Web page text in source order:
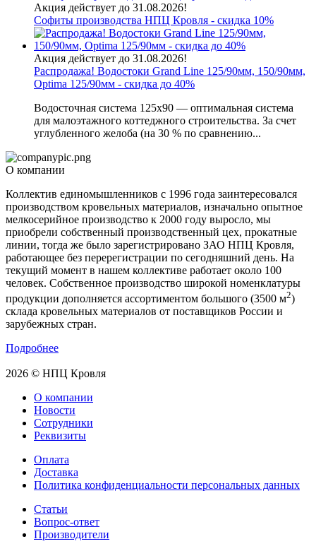
Акция действует до 31.08.2026!
Софиты производства НПЦ Кровля - скидка 10%
Акция действует до 31.08.2026!
Распродажа! Водостоки Grand Line 125/90мм, 150/90мм,
Optima 125/90мм - скидка до 40%
Водосточная система 125х90 — оптимальная система
для малоэтажного коттеджного строительства. За счет
углубленного желоба (на 30 % по сравнению...
О компании
Коллектив единомышленников с 1996 года заинтересовался
производством кровельных материалов, изначально опытное
мелкосерийное производство к 2000 году выросло, мы
приобрели собственный производственный цех, прокатные
линии, тогда же было зарегистрировано ЗАО НПЦ Кровля,
работающее без перерегистрации по сегодняшний день. На
текущий момент в нашем коллективе работает около 100
человек. Собственное производство широкой номенклатуры
продукции дополняется ассортиментом большого (3500 м2)
склада кровельных материалов от поставщиков России и
зарубежных стран.
Подробнее
2026 © НПЦ Кровля
О компании
Новости
Сотрудники
Реквизиты
Оплата
Доставка
Политика конфиденциальности персональных данных
Статьи
Вопрос-ответ
Производители